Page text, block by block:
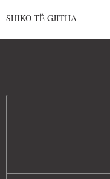
SHIKO TË GJITHA